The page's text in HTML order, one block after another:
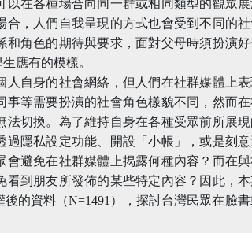
在各種場合向同一群或相同類型的觀眾展
，人們自我呈現的方式也會受到不同的
角色的期待與要求，面對父母時須扮演
應有的模樣。
自身的社會網絡，但人們在社群媒體上
等需要扮演的社會角色樣貌不同，然而
切換。為了維持自身在各種受眾前所展現
隱私設定功能、開設「小帳」，或是刻
避免在社群媒體上揭露何種內容？而在
到朋友所發佈的某些特定內容？因此，
的資料（N=1491），探討台灣民眾在臉書